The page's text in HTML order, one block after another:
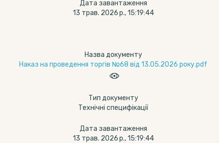
Дата завантаження
13 трав. 2026 р., 15:19:44
Назва документу
Наказ на проведення торгів №68 від 13.05.2026 року.pdf
Тип документу
Технічні специфікації
Дата завантаження
13 трав. 2026 р., 15:19:44